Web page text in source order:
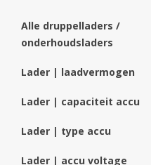
Alle druppelladers /
onderhoudsladers
Lader | laadvermogen
Lader | capaciteit accu
Lader | type accu
Lader | accu voltage